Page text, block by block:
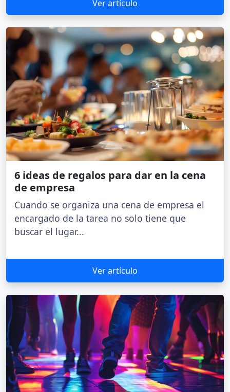
Ver artículo
6 ideas de regalos para dar en la cena
de empresa
Cuando se organiza una cena de empresa el
encargado de la tarea no solo tiene que
buscar el lugar...
Ver artículo